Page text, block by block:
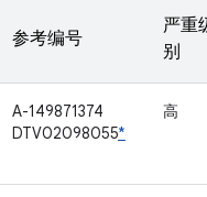
参考编号
严重
别
A-149871374
DTV02098055*
高